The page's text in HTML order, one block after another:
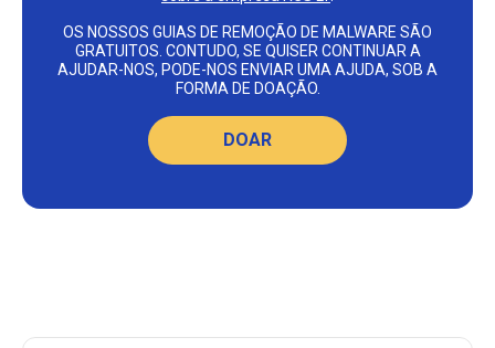
OS NOSSOS GUIAS DE REMOÇÃO DE MALWARE SÃO
GRATUITOS. CONTUDO, SE QUISER CONTINUAR A
AJUDAR-NOS, PODE-NOS ENVIAR UMA AJUDA, SOB A
FORMA DE DOAÇÃO.
DOAR